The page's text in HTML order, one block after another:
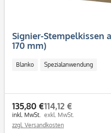
Signier-Stempelkissen
170 mm)
Blanko Spezialanwendung
135,80 €
inkl. MwSt.
114,12 €
exkl. MwSt.
zzgl. Versandkosten